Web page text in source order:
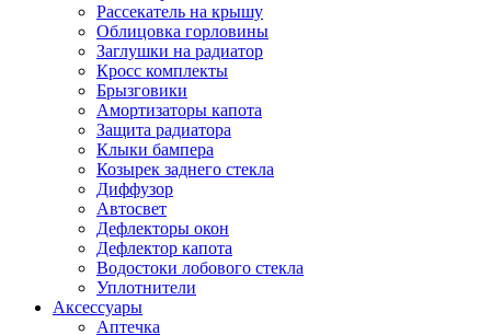
Рассекатель на крышу
Облицовка горловины
Заглушки на радиатор
Кросс комплекты
Брызговики
Амортизаторы капота
Защита радиатора
Клыки бампера
Козырек заднего стекла
Диффузор
Автосвет
Дефлекторы окон
Дефлектор капота
Водостоки лобового стекла
Уплотнители
Аксессуары
Аптечка